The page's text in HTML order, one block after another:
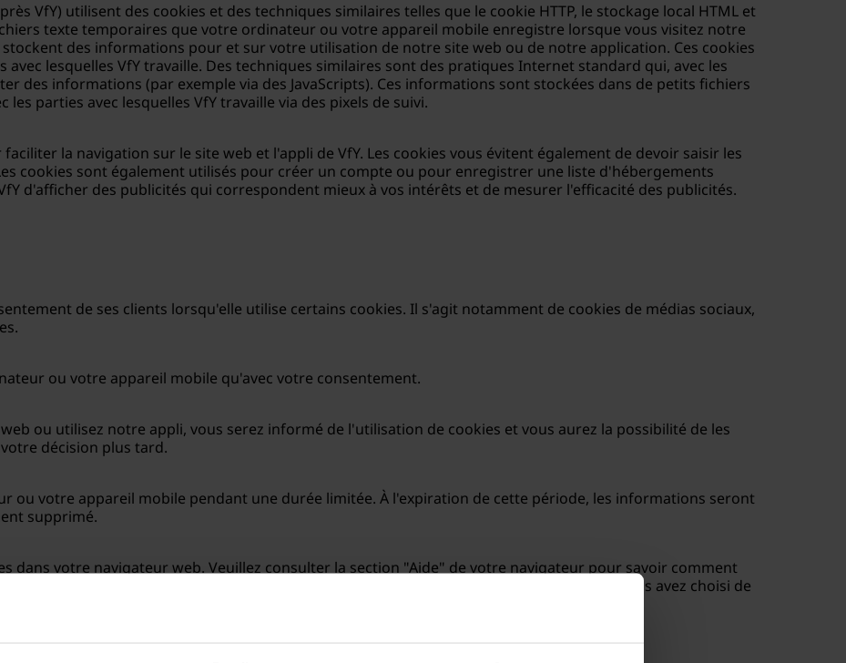
VfY) utilisent des cookies et des techniques similaires telles que le cookie HTTP, le stockage local HTML et
texte temporaires que votre ordinateur ou votre appareil mobile enregistre lorsque vous visitez notre
des informations pour et sur votre utilisation de notre site web ou de notre application. Ces cookies
avec lesquelles VfY travaille. Des techniques similaires sont des pratiques Internet standard qui, avec les
des informations (par exemple via des JavaScripts). Ces informations sont stockées dans de petits fichiers
parties avec lesquelles VfY travaille via des pixels de suivi.
la navigation sur le site web et l'appli de VfY. Les cookies vous évitent également de devoir saisir les
cookies sont également utilisés pour créer un compte ou pour enregistrer une liste d'hébergements
d'afficher des publicités qui correspondent mieux à vos intérêts et de mesurer l'efficacité des publicités.
de ses clients lorsqu'elle utilise certains cookies. Il s'agit notamment de cookies de médias sociaux,
ou votre appareil mobile qu'avec votre consentement.
ou utilisez notre appli, vous serez informé de l'utilisation de cookies et vous aurez la possibilité de les
décision plus tard.
ou votre appareil mobile pendant une durée limitée. À l'expiration de cette période, les informations seront
supprimé.
dans votre navigateur web. Veuillez consulter la section "Aide" de votre navigateur pour savoir comment
séparément pour chaque navigateur, ordinateur ou appareil mobile que vous utilisez. Si vous avez choisi de
peut que vous ne puissiez pas utiliser certaines des fonctionnalités de notre site web.